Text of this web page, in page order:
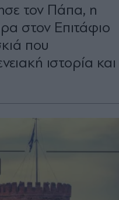
τον Πάπα, η
στον Επιτάφιο
που
ιστορία και